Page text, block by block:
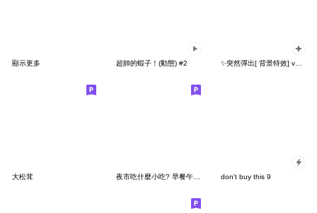
顯示更多 超帥的蝦子！(動態) #2 ✨突然彈出[ 背景特效] vol.01
大松茸 don't buy this 9